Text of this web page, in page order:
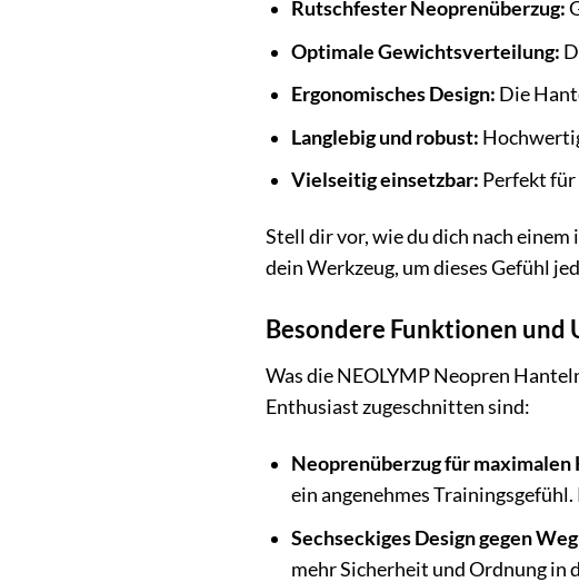
Rutschfester Neoprenüberzug:
Optimale Gewichtsverteilung:
Ergonomisches Design: Die
Langlebig und robust:
Vielseitig einsetzbar: Perfekt für
Stell dir vor, wie du dich nach
dein Werkzeug, um dieses Gefühl
Besondere Funktionen und
Was die NEOLYMP Neopren
Enthusiast zugeschnitten sind:
Neoprenüberzug für maximalen
ein angenehmes
Sechseckiges Design gegen
mehr Sicherheit und Ordnung in